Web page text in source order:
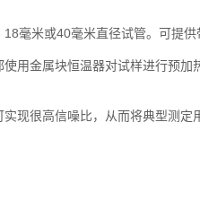
毫米或40毫米直径试管。可提
用金属块恒温器对试样进行预加
现很高信噪比，从而将典型测定